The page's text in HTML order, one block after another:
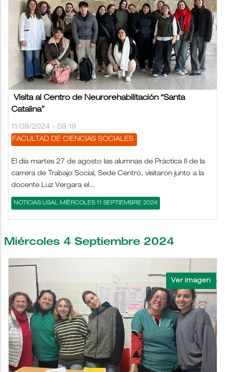
Visita al Centro de Neurorehabilitación “Santa
Catalina”
11/09/2024 - 08:19
FACULTAD DE CIENCIAS SOCIALES
El día martes 27 de agosto las alumnas de Práctica II de la
carrera de Trabajo Social, Sede Centro, visitaron junto a la
docente Luz Vergara el...
NOTICIAS USAL MIÉRCOLES 11 SEPTIEMBRE 2024
Miércoles 4 Septiembre 2024